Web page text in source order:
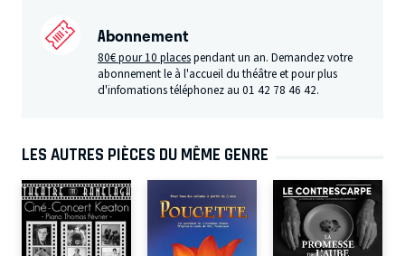
Abonnement
80€ pour 10 placespendant un an. Demandez votre
abonnement le à l'accueil du théâtre et pour plus
d'infomations téléphonez au 01 42 78 46 42.
LES AUTRES PIÈCES DU MÊME GENRE